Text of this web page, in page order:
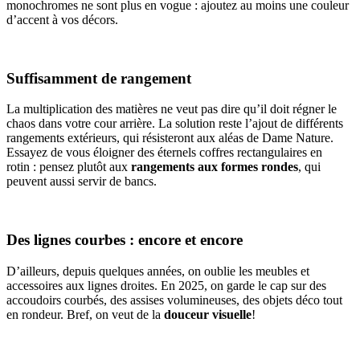
monochromes ne sont plus en vogue : ajoutez au moins une couleur
d’accent à vos décors.
Suffisamment de rangement
La multiplication des matières ne veut pas dire qu’il doit régner le
chaos dans votre cour arrière. La solution reste l’ajout de différents
rangements extérieurs, qui résisteront aux aléas de Dame Nature.
Essayez de vous éloigner des éternels coffres rectangulaires en
rotin : pensez plutôt aux rangements aux formes rondes, qui
peuvent aussi servir de bancs.
Des lignes courbes : encore et encore
D’ailleurs, depuis quelques années, on oublie les meubles et
accessoires aux lignes droites. En 2025, on garde le cap sur des
accoudoirs courbés, des assises volumineuses, des objets déco tout
en rondeur. Bref, on veut de la douceur visuelle!